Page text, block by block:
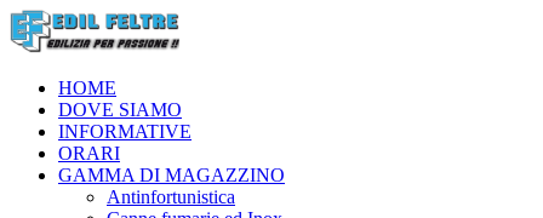
HOME
DOVE SIAMO
INFORMATIVE
ORARI
GAMMA DI MAGAZZINO
Antinfortunistica